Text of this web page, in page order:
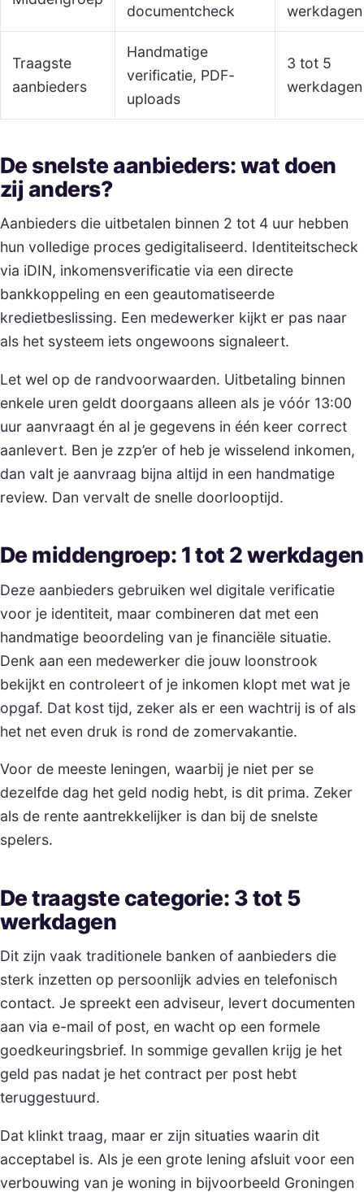
documentcheck werkdagen
Traagste
aanbieders
Handmatige
verificatie, PDF-
uploads
3 tot 5
werkdagen
De snelste aanbieders: wat doen
zij anders?
Aanbieders die uitbetalen binnen 2 tot 4 uur hebben
hun volledige proces gedigitaliseerd. Identiteitscheck
via iDIN, inkomensverificatie via een directe
bankkoppeling en een geautomatiseerde
kredietbeslissing. Een medewerker kijkt er pas naar
als het systeem iets ongewoons signaleert.
Let wel op de randvoorwaarden. Uitbetaling binnen
enkele uren geldt doorgaans alleen als je vóór 13:00
uur aanvraagt én al je gegevens in één keer correct
aanlevert. Ben je zzp’er of heb je wisselend inkomen,
dan valt je aanvraag bijna altijd in een handmatige
review. Dan vervalt de snelle doorlooptijd.
De middengroep: 1 tot 2 werkdagen
Deze aanbieders gebruiken wel digitale verificatie
voor je identiteit, maar combineren dat met een
handmatige beoordeling van je financiële situatie.
Denk aan een medewerker die jouw loonstrook
bekijkt en controleert of je inkomen klopt met wat je
opgaf. Dat kost tijd, zeker als er een wachtrij is of als
het net even druk is rond de zomervakantie.
Voor de meeste leningen, waarbij je niet per se
dezelfde dag het geld nodig hebt, is dit prima. Zeker
als de rente aantrekkelijker is dan bij de snelste
spelers.
De traagste categorie: 3 tot 5
werkdagen
Dit zijn vaak traditionele banken of aanbieders die
sterk inzetten op persoonlijk advies en telefonisch
contact. Je spreekt een adviseur, levert documenten
aan via e-mail of post, en wacht op een formele
goedkeuringsbrief. In sommige gevallen krijg je het
geld pas nadat je het contract per post hebt
teruggestuurd.
Dat klinkt traag, maar er zijn situaties waarin dit
acceptabel is. Als je een grote lening afsluit voor een
verbouwing van je woning in bijvoorbeeld Groningen